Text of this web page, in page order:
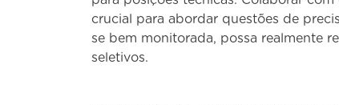
crucial para abordar questões de
se bem monitorada, possa realmente
seletivos.